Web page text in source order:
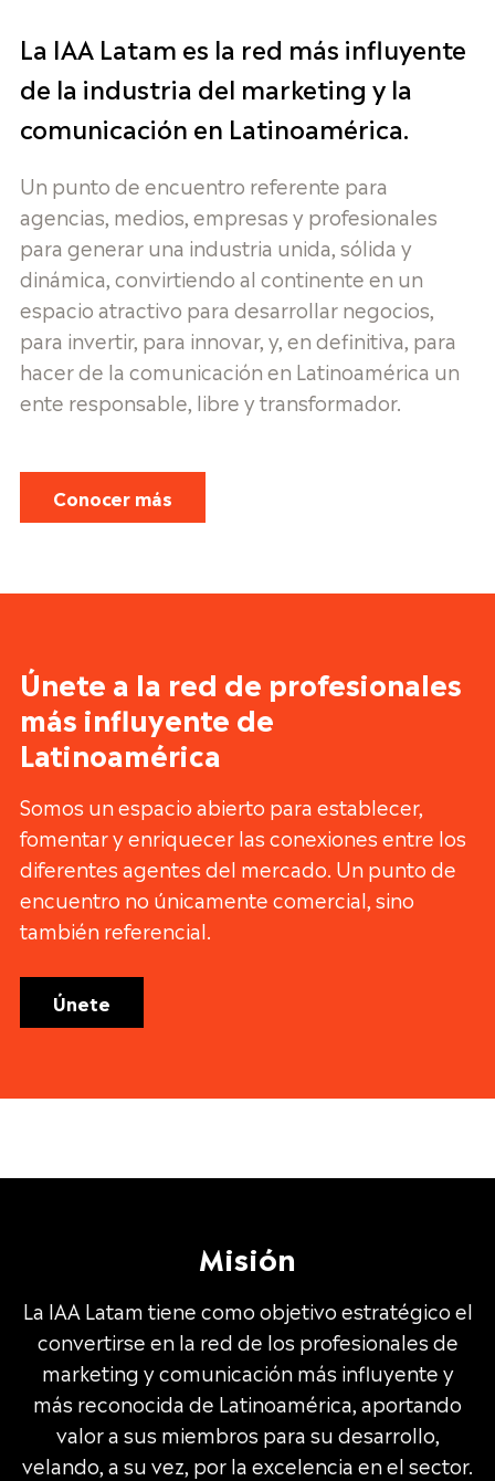
La IAA Latam es la red más influyente
de la industria del marketing y la
comunicación en Latinoamérica.
Un punto de encuentro referente para
agencias, medios, empresas y profesionales
para generar una industria unida, sólida y
dinámica, convirtiendo al continente en un
espacio atractivo para desarrollar negocios,
para invertir, para innovar, y, en definitiva, para
hacer de la comunicación en Latinoamérica un
ente responsable, libre y transformador.
Conocer más
Únete a la red de profesionales
más influyente de
Latinoamérica
Somos un espacio abierto para establecer,
fomentar y enriquecer las conexiones entre los
diferentes agentes del mercado. Un punto de
encuentro no únicamente comercial, sino
también referencial.
Únete
Misión
La IAA Latam tiene como objetivo estratégico el
convertirse en la red de los profesionales de
marketing y comunicación más influyente y
más reconocida de Latinoamérica, aportando
valor a sus miembros para su desarrollo,
velando, a su vez, por la excelencia en el sector.